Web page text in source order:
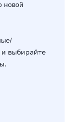
новой
и выбирайте